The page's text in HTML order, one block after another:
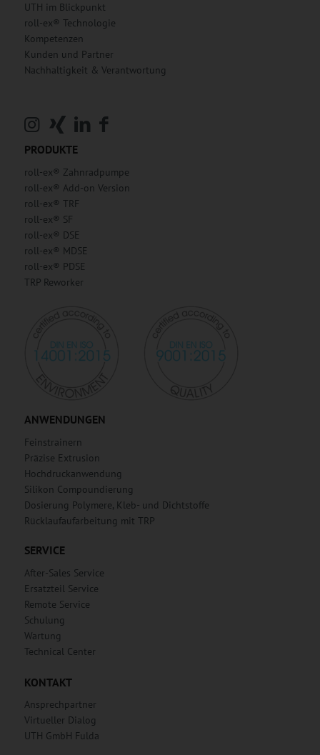
UTH im Blickpunkt
roll-ex® Technologie
Kompetenzen
Kunden und Partner
Nachhaltigkeit & Verantwortung
PRODUKTE
roll-ex® Zahnradpumpe
roll-ex® Add-on Version
roll-ex® TRF
roll-ex® SF
roll-ex® DSE
roll-ex® MDSE
roll-ex® PDSE
TRP Reworker
ANWENDUNGEN
Feinstrainern
Präzise Extrusion
Hochdruckanwendung
Silikon Compoundierung
Dosierung Polymere, Kleb- und Dichtstoffe
Rücklaufaufarbeitung mit TRP
SERVICE
After-Sales Service
Ersatzteil Service
Remote Service
Schulung
Wartung
Technical Center
KONTAKT
Ansprechpartner
Virtueller Dialog
UTH GmbH Fulda